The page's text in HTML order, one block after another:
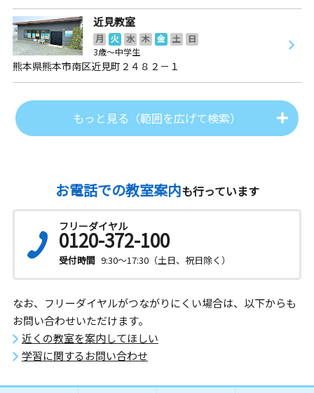
近見教室
月 火 水 木 金 土
日
3歳～中学生
熊本県熊本市南区近見町２４８２－１
もっと見る（範囲を広げて検索）
お電話での教室案内も行っています
フリーダイヤル
0120-372-100
受付時間 9:30～17:30（土日、祝日除く）
なお、フリーダイヤルがつながりにくい場合は、以下からも
お問い合わせいただけます。
近くの教室を案内してほしい
学習に関するお問い合わせ